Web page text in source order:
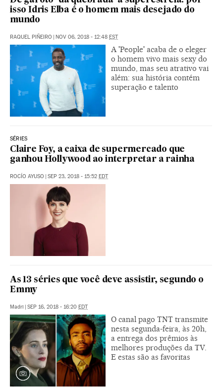
isso Idris Elba é o homem mais desejado do
mundo
RAQUEL PIÑEIRO | NOV 06, 2018 - 12:48 EST
A 'People' acaba de o eleger
o homem vivo mais sexy do
mundo, mas seu atrativo vai
além: sua história contém
superação e talento
SÉRIES
Claire Foy, a caixa de supermercado que
ganhou Hollywood ao interpretar a rainha
ROCÍO AYUSO | SEP 23, 2018 - 15:52 EDT
As 13 séries que você deve assistir, segundo o
Emmy
Madri | SEP 16, 2018 - 16:20 EDT
O canal pago TNT transmite
nesta segunda-feira, às 20h,
a entrega dos prêmios às
melhores produções da TV.
E estas são as favoritas